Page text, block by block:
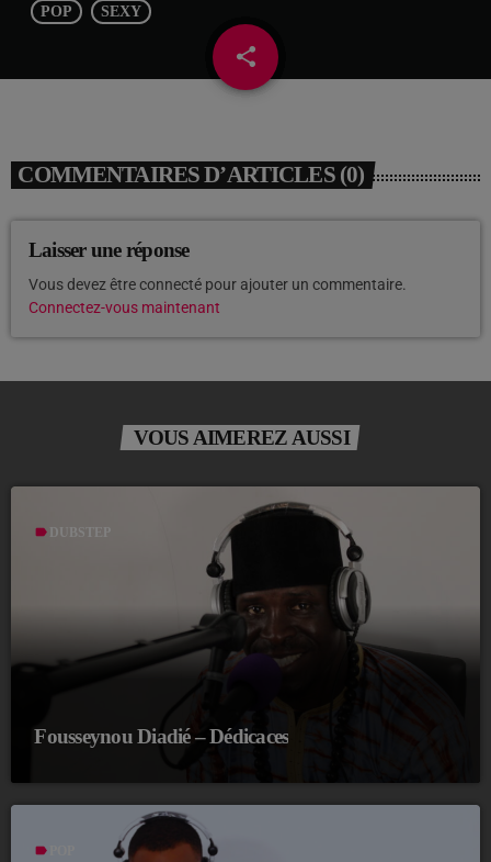
POP SEXY
share
email
COMMENTAIRES D’ARTICLES (0)
Laisser une réponse
Vous devez être connecté pour ajouter un commentaire.
Connectez-vous maintenant
VOUS AIMEREZ AUSSI
label DUBSTEP
Fousseynou Diadié – Dédicaces
label